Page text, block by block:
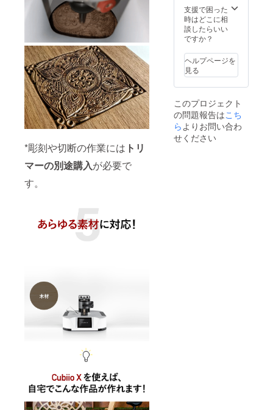
*彫刻や切断の作業には トリ
マーの別途購入が必要で
す。
下がる
可能性
もござ
いま
※皆様の
ご支援
により
量産効
上した
場合、
正規販
売価格
予定価
格より
下がる
可能性
もござ
量産効
率が向
上した
場合、
売価格
が販売
予定価
格より
可能性
もござ
いま
す。
明書
（日本
語）x1
※こちら
ターン
は送
料・税
込です
マーと
レー
ザーモ
ジュー
ルは付
支援で困った
時はどこに相
談したらいい
ですか？
ヘルプページを
見る
このプロジェクト
の問題報告はこち
らよりお問い合わ
せください